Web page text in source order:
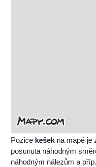
Pozice kešek na mapě je
posunuta náhodným
náhodným nálezům a